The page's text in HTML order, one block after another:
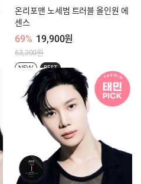
온리포맨 노세범 트러블 올인원 에
센스
69% 19,900원
63,300원
NEW BEST